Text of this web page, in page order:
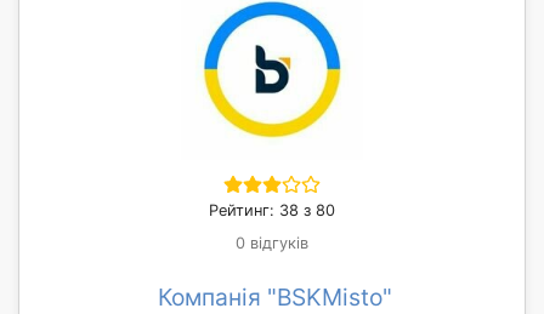
Рейтинг: 38 з 80
0 відгуків
Компанія "BSKMisto"